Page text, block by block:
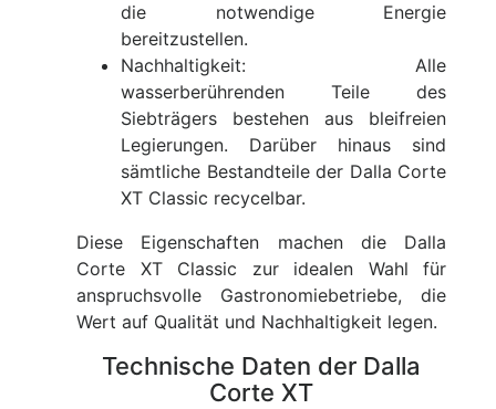
die notwendige Energie
bereitzustellen.
Nachhaltigkeit: Alle
wasserberührenden Teile des
Siebträgers bestehen aus bleifreien
Legierungen. Darüber hinaus sind
sämtliche Bestandteile der Dalla Corte
XT Classic recycelbar.
Diese Eigenschaften machen die Dalla
Corte XT Classic zur idealen Wahl für
anspruchsvolle Gastronomiebetriebe, die
Wert auf Qualität und Nachhaltigkeit legen.
Technische Daten der Dalla
Corte XT